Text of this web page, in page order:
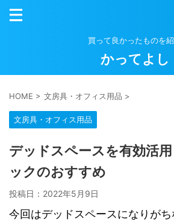
買って良かったものを
かってよし
HOME > 文房具・オフィス用品 >
文房具・オフィス用品
デッドスペースを有効活
ックのおすすめ
投稿日： 2022年5月9日
今回はデッドスペースになりが